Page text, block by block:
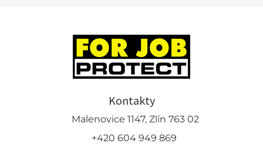
Kontakty
Malenovice 1147, Zlín 763 02
+420 604 949 869